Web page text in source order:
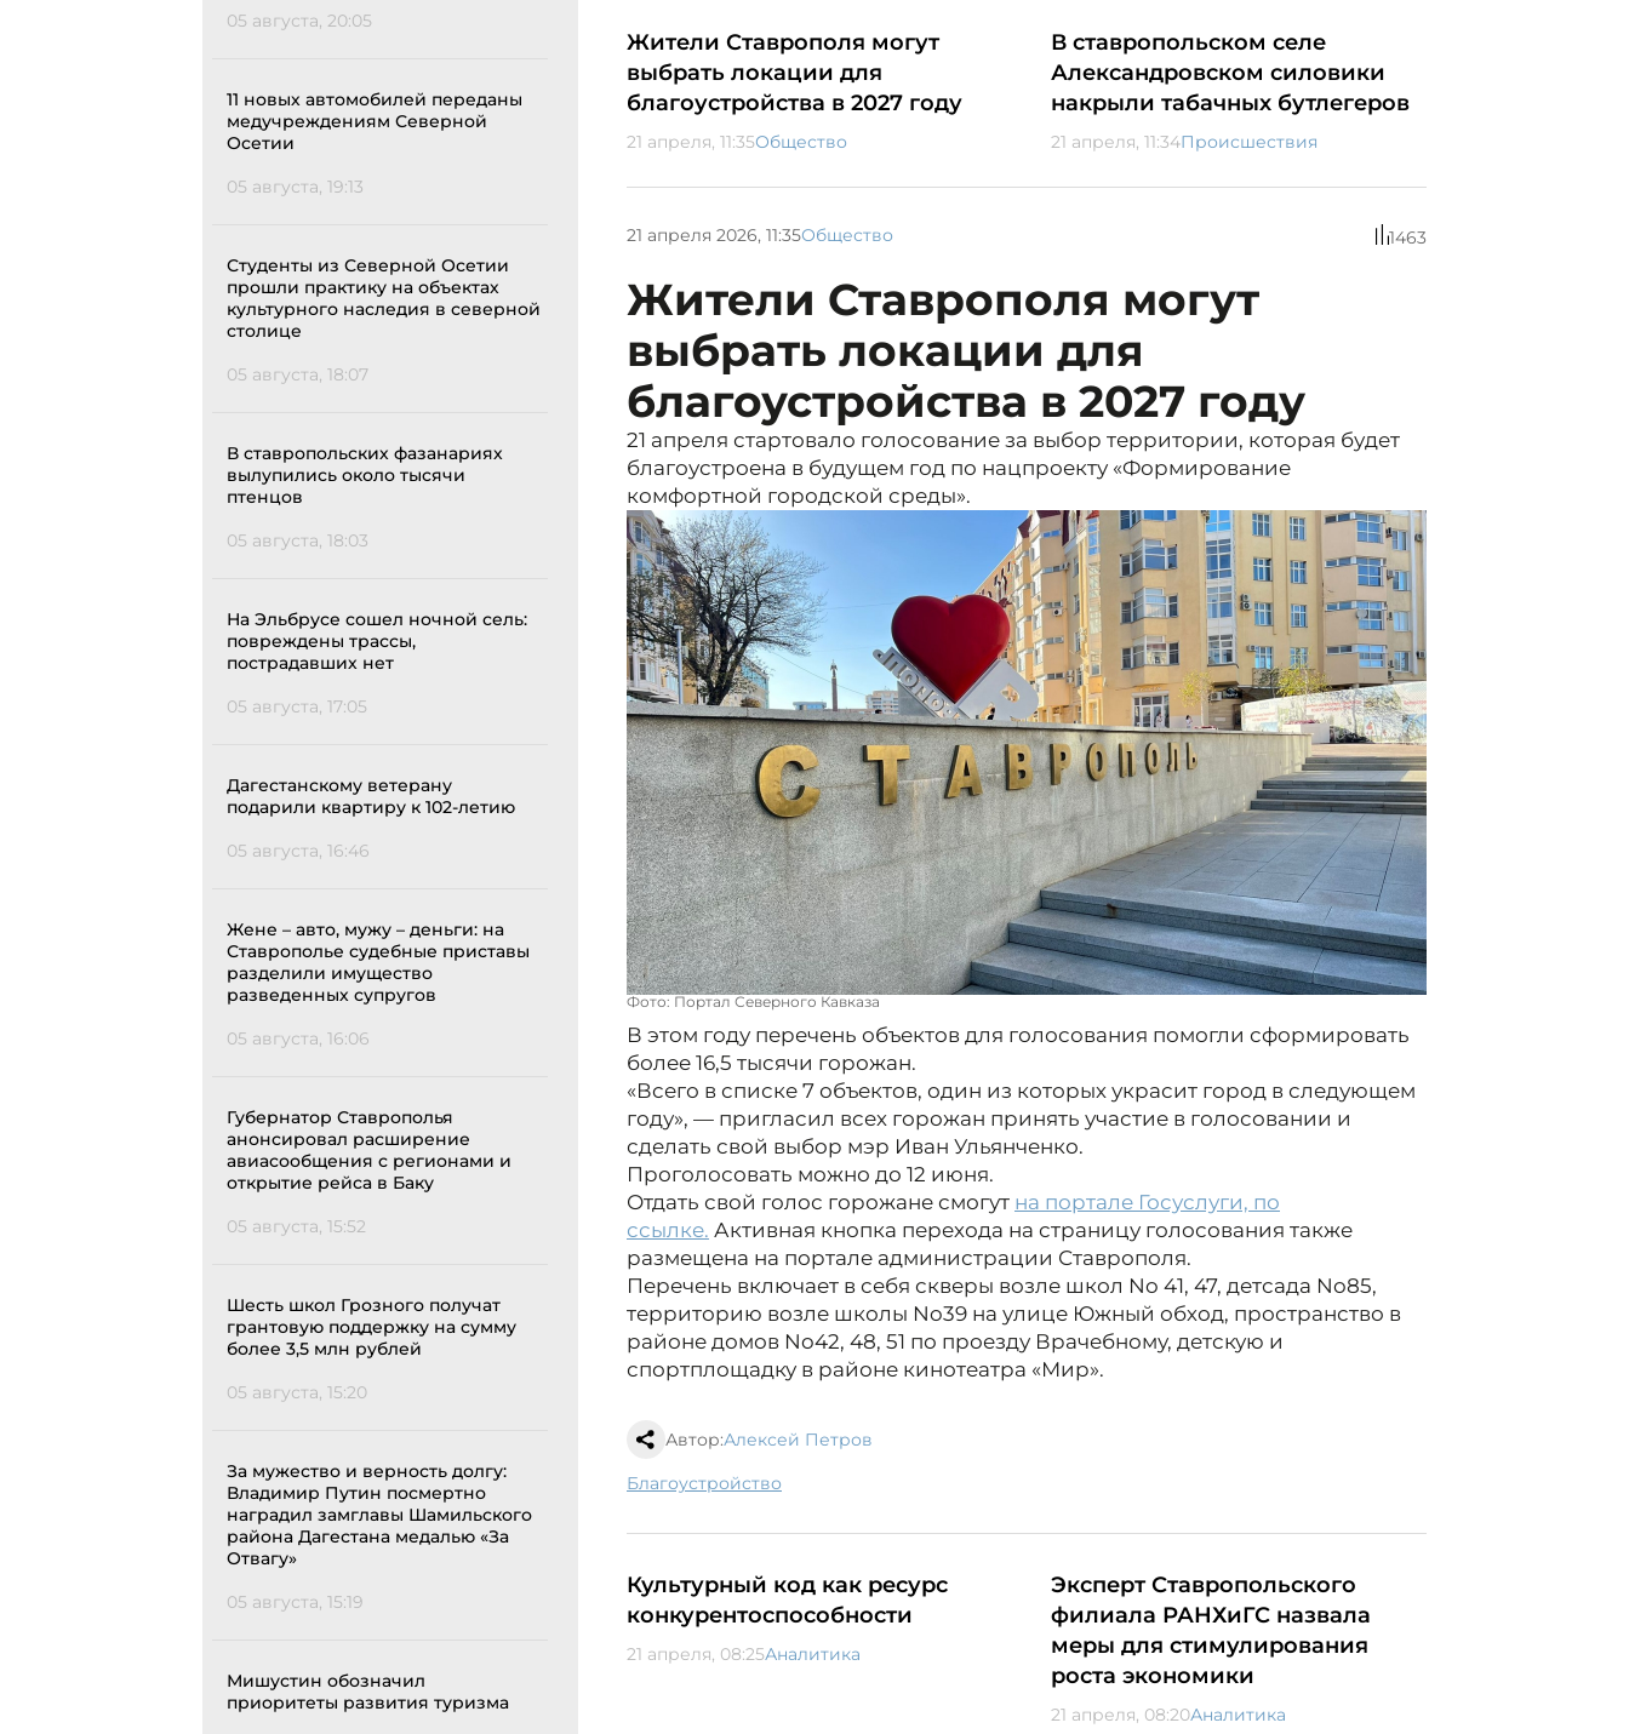
05 августа, 20:05
11 новых автомобилей переданы
медучреждениям Северной
Осетии
05 августа, 19:13
Студенты из Северной Осетии
прошли практику на объектах
культурного наследия в северной
столице
05 августа, 18:07
В ставропольских фазанариях
вылупились около тысячи
птенцов
05 августа, 18:03
На Эльбрусе сошел ночной сель:
повреждены трассы,
пострадавших нет
05 августа, 17:05
Дагестанскому ветерану
подарили квартиру к 102-летию
05 августа, 16:46
Жене – авто, мужу – деньги: на
Ставрополье судебные приставы
разделили имущество
разведенных супругов
05 августа, 16:06
Губернатор Ставрополья
анонсировал расширение
авиасообщения с регионами и
открытие рейса в Баку
05 августа, 15:52
Шесть школ Грозного получат
грантовую поддержку на сумму
более 3,5 млн рублей
05 августа, 15:20
За мужество и верность долгу:
Владимир Путин посмертно
наградил замглавы Шамильского
района Дагестана медалью «За
Отвагу»
05 августа, 15:19
Мишустин обозначил
приоритеты развития туризма
Жители Ставрополя могут
выбрать локации для
благоустройства в 2027 году
21 апреля, 11:35Общество
В ставропольском селе
Александровском силовики
накрыли табачных бутлегеров
21 апреля, 11:34Происшествия
21 апреля 2026, 11:35Общество 1463
Жители Ставрополя могут
выбрать локации для
благоустройства в 2027 году
21 апреля стартовало голосование за выбор территории, которая будет
благоустроена в будущем год по нацпроекту «Формирование
комфортной городской среды».
Фото: Портал Северного Кавказа
В этом году перечень объектов для голосования помогли сформировать
более 16,5 тысячи горожан.
«Всего в списке 7 объектов, один из которых украсит город в следующем
году», — пригласил всех горожан принять участие в голосовании и
сделать свой выбор мэр Иван Ульянченко.
Проголосовать можно до 12 июня.
Отдать свой голос горожане смогут на портале Госуслуги, по
ссылке. Активная кнопка перехода на страницу голосования также
размещена на портале администрации Ставрополя.
Перечень включает в себя скверы возле школ No 41, 47, детсада No85,
территорию возле школы No39 на улице Южный обход, пространство в
районе домов No42, 48, 51 по проезду Врачебному, детскую и
спортплощадку в районе кинотеатра «Мир».
Автор:Алексей Петров
благоустройство
Культурный код как ресурс
конкурентоспособности
21 апреля, 08:25Аналитика
Эксперт Ставропольского
филиала РАНХиГС назвала
меры для стимулирования
роста экономики
21 апреля, 08:20Аналитика